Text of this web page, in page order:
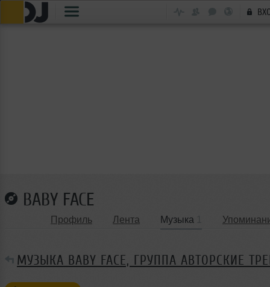
BABY FACE
Профиль Лента Музыка
МУЗЫКА BABY FACE, ГРУППА АВТОРСКИЕ